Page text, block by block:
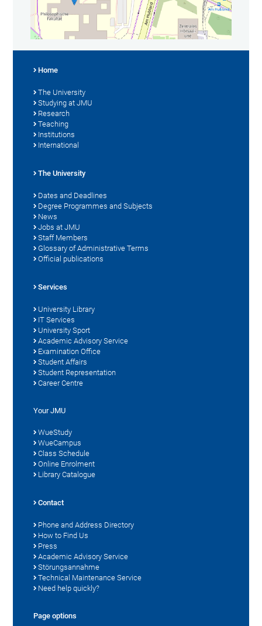
Home
The University
Studying at JMU
Research
Teaching
Institutions
International
The University
Dates and Deadlines
Degree Programmes and Subjects
News
Jobs at JMU
Staff Members
Glossary of Administrative Terms
Official publications
Services
University Library
IT Services
University Sport
Academic Advisory Service
Examination Office
Student Affairs
Student Representation
Career Centre
Your JMU
WueStudy
WueCampus
Class Schedule
Online Enrolment
Library Catalogue
Contact
Phone and Address Directory
How to Find Us
Press
Academic Advisory Service
Störungsannahme
Technical Maintenance Service
Need help quickly?
Page options